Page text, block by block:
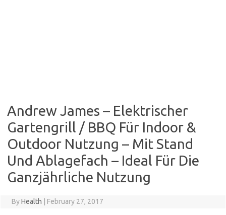
Andrew James – Elektrischer
Gartengrill / BBQ Für Indoor &
Outdoor Nutzung – Mit Stand
Und Ablagefach – Ideal Für Die
Ganzjährliche Nutzung
ByHealth February 27, 2017